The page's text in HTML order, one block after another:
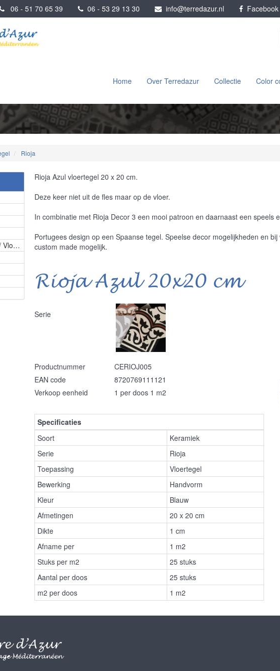
06 - 51 70 65 39 06 - 53 29 13 30 info@terredazur.nl Facebook
Home Over Terredazur Collectie Color
Rioja
Natuursteen Wandtegel / Vloertegel
Rioja Azul vloertegel 20 x 20 cm.
Deze keer niet uit de fles maar op de vloer.
In combinatie met Rioja Decor 3 een mooi patroon en daarnaast een speels
Portugees design op een Spaanse tegel. Speelse decor mogelijkheden en
custom made mogelijk.
Rioja Azul 20x20 cm
Serie
Productnummer
CERIOJ005
EAN code
8720769111121
Verkoop eenheid
1 per doos 1 m2
Specificaties
Soort
Keramiek
Serie
Rioja
Toepassing
Vloertegel
Bewerking
Handvorm
Kleur
Blauw
Afmetingen
20 x 20 cm
Dikte
1 cm
Afname per
1 m2
Stuks per m2
25 stuks
Aantal per doos
25 stuks
m2 per doos
1 m2